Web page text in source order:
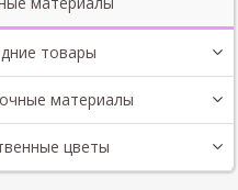
товары
материалы
цветы